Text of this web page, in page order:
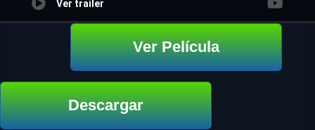
Ver trailer
Ver Película
Descargar